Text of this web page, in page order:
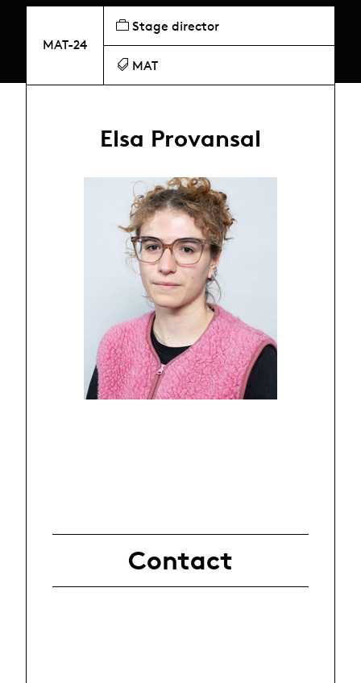
MAT-24
Stage director
MAT
Elsa Provansal
Contact